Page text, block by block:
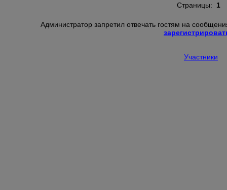
Страницы: 1
Администратор запретил отвечать гостям на
Участники